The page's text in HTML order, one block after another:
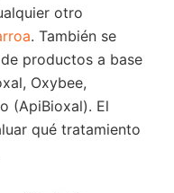
otro
. También se
productos a base
Oxybee,
(ApiBioxal). El
qué tratamiento